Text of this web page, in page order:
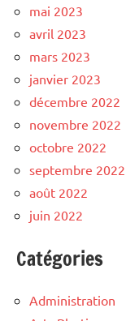
mai 2023
avril 2023
mars 2023
janvier 2023
décembre 2022
novembre 2022
octobre 2022
septembre 2022
août 2022
juin 2022
Catégories
Administration